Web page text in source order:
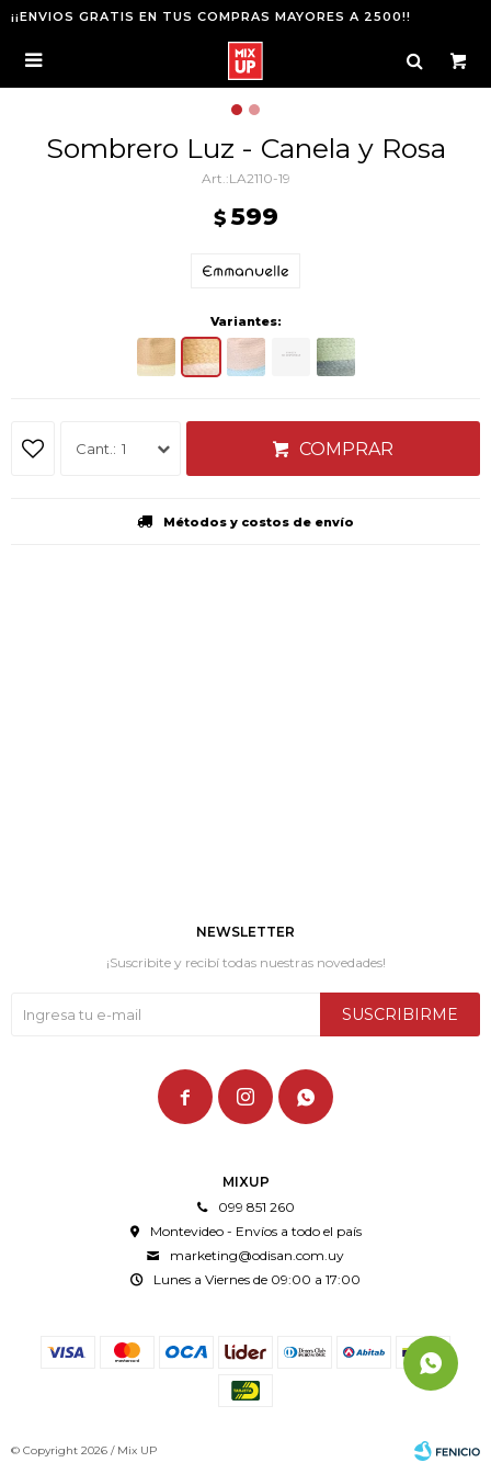
¡¡ENVIOS GRATIS EN TUS COMPRAS MAYORES A 2500!!

Sombrero Luz - Canela y Rosa
LA2110-19
$ 599
Variantes:
1 COMPRAR
Métodos y costos de envío
MIXUP
099 851 260
Montevideo - Envíos a todo el país
marketing@odisan.com.uy
Lunes a Viernes de 09:00 a 17:00
NEWSLETTER
¡Suscribite y recibí todas nuestras novedades!
SUSCRIBIRME
  
© Copyright 2026 / Mix UP